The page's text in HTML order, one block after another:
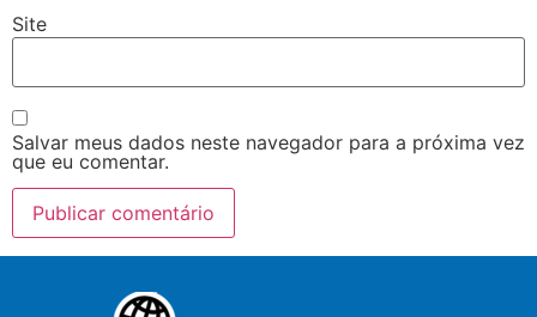
Site
Salvar meus dados neste navegador para a próxima vez
que eu comentar.